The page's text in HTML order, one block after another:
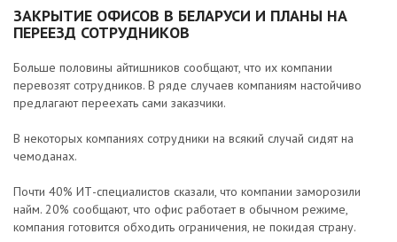
ЗАКРЫТИЕ ОФИСОВ В БЕЛАРУСИ И ПЛАНЫ НА
ПЕРЕЕЗД СОТРУДНИКОВ
Больше половины айтишников сообщают, что их компании
перевозят сотрудников. В ряде случаев компаниям настойчиво
предлагают переехать сами заказчики.
В некоторых компаниях сотрудники на всякий случай сидят на
чемоданах.
Почти 40% ИТ-специалистов сказали, что компании заморозили
найм. 20% сообщают, что офис работает в обычном режиме,
компания готовится обходить ограничения, не покидая страну.